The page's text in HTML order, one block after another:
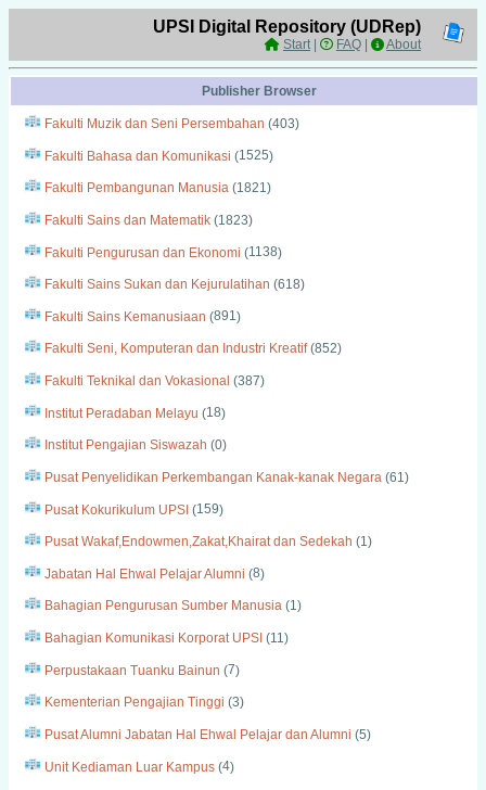
UPSI Digital Repository (UDRep)
Start| FAQ About
Publisher Browser
Fakulti Muzik dan Seni Persembahan (403)
Fakulti Bahasa dan Komunikasi (1525)
Fakulti Pembangunan Manusia (1821)
Fakulti Sains dan Matematik (1823)
Fakulti Pengurusan dan Ekonomi (1138)
Fakulti Sains Sukan dan Kejurulatihan (618)
Fakulti Sains Kemanusiaan (891)
Fakulti Seni, Komputeran dan Industri Kreatif (852)
Fakulti Teknikal dan Vokasional (387)
Institut Peradaban Melayu (18)
Institut Pengajian Siswazah (0)
Pusat Penyelidikan Perkembangan Kanak-kanak Negara (61 )
Pusat Kokurikulum UPSI (159)
Pusat Wakaf,Endowmen,Zakat,Khairat dan Sedekah (1 )
Jabatan Hal Ehwal Pelajar Alumni (8)
Bahagian Pengurusan Sumber Manusia (1)
Bahagian Komunikasi Korporat UPSI (11 )
Perpustakaan Tuanku Bainun (7)
Kementerian Pengajian Tinggi (3)
Pusat Alumni Jabatan Hal Ehwal Pelajar dan Alumni (5)
Unit Kediaman Luar Kampus (4)